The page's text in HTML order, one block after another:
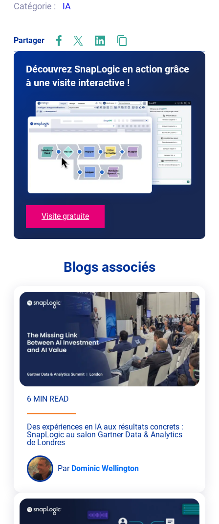
Catégorie : IA
Partager
opens
new
tab
opens
new
tab
opens
new
Découvrez SnapLogic en action grâce
à une visite interactive !
Visite gratuite
Blogs associés
6 MIN READ
Des expériences en IA aux résultats concrets :
SnapLogic au salon Gartner Data & Analytics
de Londres
Par Dominic Wellington